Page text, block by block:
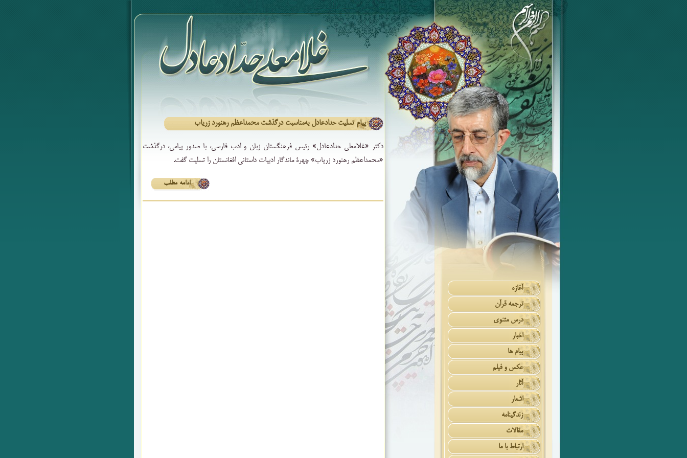
آغازه
ترجمه قرآن
درس مثنوی
اخبار
پیام ها
عکس و فیلم
آثار
اشعار
زندگینامه
مقالات
ارتباط با ما
پیام تسلیت حدادعادل به‌مناسبت درگذشت محمداعظم رهنورد زریاب
دکتر «غلامعلی حدادعادل» رئیس فرهنگستان زبان و ادب فارسی، با صدور پیامی، درگذشت
«محمداعظم رهنورد زریاب» چهرۀ ماندگار ادبیات داستانی افغانستان را تسلیت گفت.
ادامه مطلب